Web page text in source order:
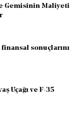
Gemisinin Maliyeti
finansal sonuçlarını
Uçağı ve F-35